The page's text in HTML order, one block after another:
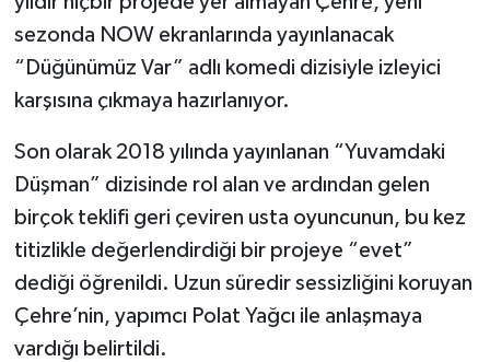
sezonda NOW ekranlarında yayınlanacak
“Düğünümüz Var” adlı komedi dizisiyle izleyici
karşısına çıkmaya hazırlanıyor.
Son olarak 2018 yılında yayınlanan “Yuvamdaki
Düşman” dizisinde rol alan ve ardından gelen
birçok teklifi geri çeviren usta oyuncunun, bu kez
titizlikle değerlendirdiği bir projeye “evet”
dediği öğrenildi. Uzun süredir sessizliğini koruyan
Çehre’nin, yapımcı Polat Yağcı ile anlaşmaya
vardığı belirtildi.